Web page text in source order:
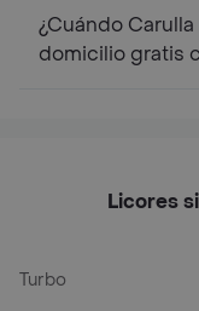
¿Cuándo
domicilio gratis
Licores
Turbo